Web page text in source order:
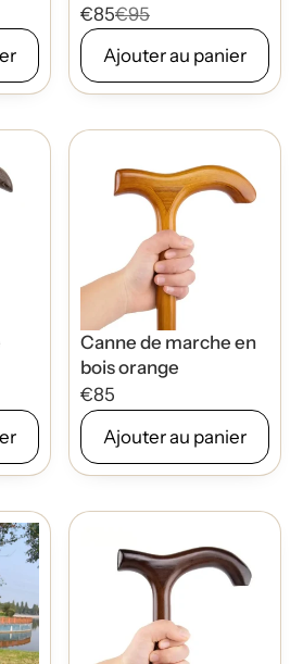
€85€95
Ajouter au panier
Canne de marche en
bois orange
€85
Ajouter au panier